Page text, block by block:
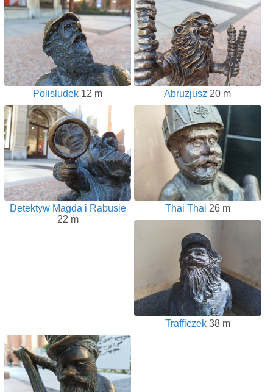
Polisludek 12 m Abruzjusz 20 m
Detektyw Magda i Rabusie
22 m
Thai Thai 26 m
Trafficzek38 m